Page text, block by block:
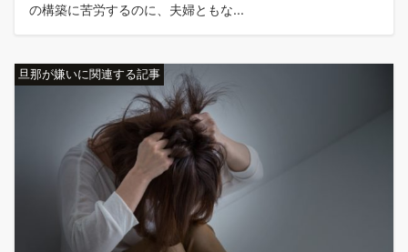
の構築に苦労するのに、夫婦ともな...
旦那が嫌いに関連する記事